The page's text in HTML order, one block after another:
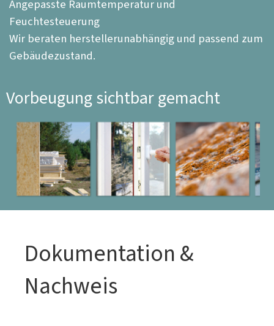
Angepasste Raumtemperatur und
Feuchtesteuerung
Wir beraten herstellerunabhängig und passend zum
Gebäudezustand.
Vorbeugung sichtbar gemacht
Dokumentation &
Nachweis